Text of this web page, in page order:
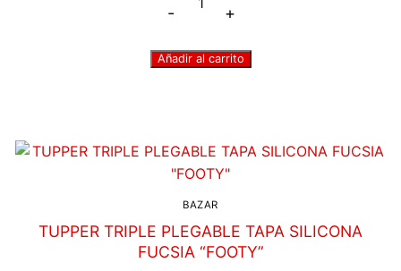
- +
Añadir al carrito
BAZAR
TUPPER TRIPLE PLEGABLE TAPA SILICONA
FUCSIA “FOOTY”